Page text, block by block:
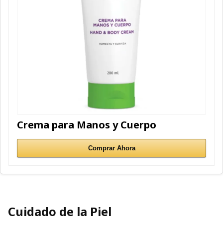
Crema para Manos y Cuerpo
Comprar Ahora
Cuidado de la Piel